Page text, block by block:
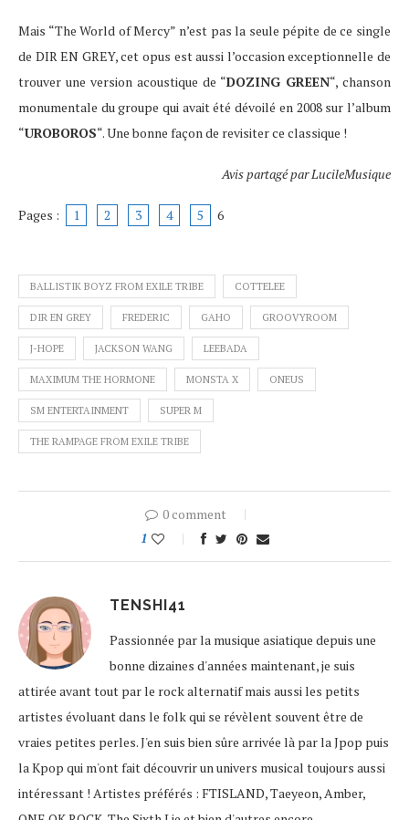
Mais “The World of Mercy” n’est pas la seule pépite de ce single
de DIR EN GREY, cet opus est aussi l’occasion exceptionnelle de
trouver une version acoustique de “DOZING GREEN“, chanson
monumentale du groupe qui avait été dévoilé en 2008 sur l’album
“UROBOROS“. Une bonne façon de revisiter ce classique !
Avis partagé par LucileMusique
Pages : 1 2 3 4 5 6
BALLISTIK BOYZ FROM EXILE TRIBE COTTELEE
DIR EN GREY FREDERIC GAHO GROOVYROOM
J-HOPE JACKSON WANG LEEBADA
MAXIMUM THE HORMONE MONSTA X ONEUS
SM ENTERTAINMENT SUPER M
THE RAMPAGE FROM EXILE TRIBE
0 comment
1
TENSHI41
Passionnée par la musique asiatique depuis une
bonne dizaines d'années maintenant, je suis
attirée avant tout par le rock alternatif mais aussi les petits
artistes évoluant dans le folk qui se révèlent souvent être de
vraies petites perles. J'en suis bien sûre arrivée là par la Jpop puis
la Kpop qui m'ont fait découvrir un univers musical toujours aussi
intéressant ! Artistes préférés : FTISLAND, Taeyeon, Amber,